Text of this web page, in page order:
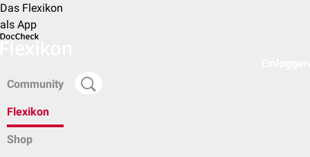
Das Flexikon
als App
Community
Flexikon
Shop